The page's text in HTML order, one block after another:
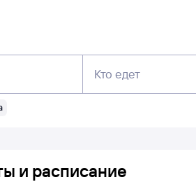
Кто едет
и расписание